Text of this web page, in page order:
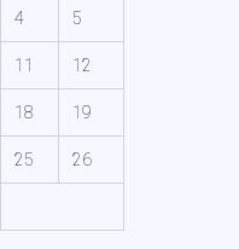
4 5
11 12
18 19
25 26